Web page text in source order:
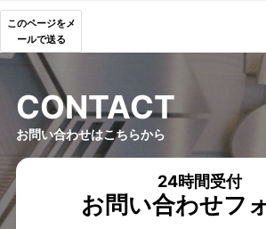
このページをメ
ールで送る
CONTACT
お問い合わせはこちらから
24時間受付
お問い合わせフ